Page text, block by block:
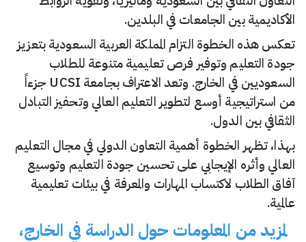
الأكاديمية بين الجامعات في البلدين.
تعكس هذه الخطوة التزام المملكة العربية السعودية بتعزيز
جودة التعليم وتوفير فرص تعليمية متنوعة للطلاب
السعوديين في الخارج. وتعد الاعتراف بجامعة UCSI جزءاً
من استراتيجية أوسع لتطوير التعليم العالي وتحفيز التبادل
الثقافي بين الدول.
بهذا، تظهر الخطوة أهمية التعاون الدولي في مجال التعليم
العالي وأثره الإيجابي على تحسين جودة التعليم وتوسيع
آفاق الطلاب لاكتساب المهارات والمعرفة في بيئات تعليمية
عالمية.
لمزيد من المعلومات حول الدراسة في الخارج،